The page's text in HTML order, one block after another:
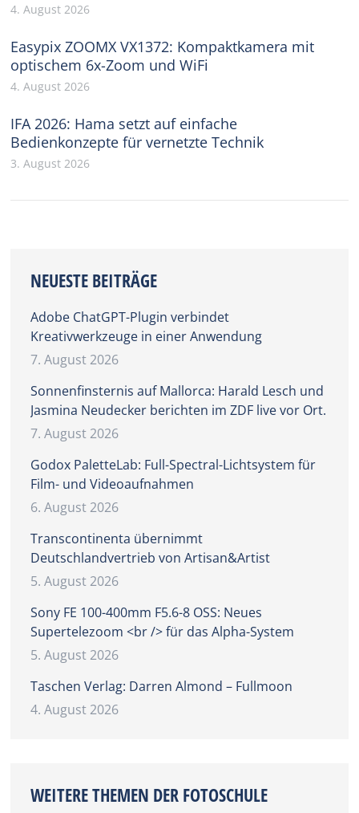
4. August 2026
Easypix ZOOMX VX1372: Kompaktkamera mit
optischem 6x-Zoom und WiFi
4. August 2026
IFA 2026: Hama setzt auf einfache
Bedienkonzepte für vernetzte Technik
3. August 2026
NEUESTE BEITRÄGE
Adobe ChatGPT-Plugin verbindet
Kreativwerkzeuge in einer Anwendung
7. August 2026
Sonnenfinsternis auf Mallorca: Harald Lesch und
Jasmina Neudecker berichten im ZDF live vor Ort.
7. August 2026
Godox PaletteLab: Full-Spectral-Lichtsystem für
Film- und Videoaufnahmen
6. August 2026
Transcontinenta übernimmt
Deutschlandvertrieb von Artisan&Artist
5. August 2026
Sony FE 100-400mm F5.6-8 OSS: Neues
Supertelezoom <br /> für das Alpha-System
5. August 2026
Taschen Verlag: Darren Almond – Fullmoon
4. August 2026
WEITERE THEMEN DER FOTOSCHULE